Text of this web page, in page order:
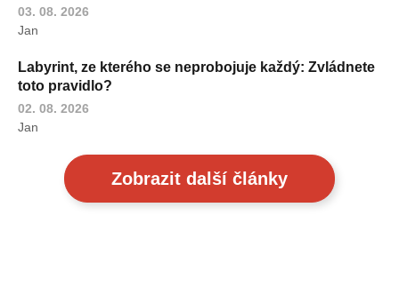
03. 08. 2026
Jan
Labyrint, ze kterého se neprobojuje každý: Zvládnete
toto pravidlo?
02. 08. 2026
Jan
Zobrazit další články